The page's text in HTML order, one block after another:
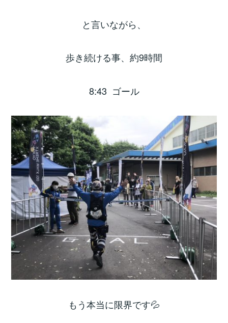
と言いながら、
歩き続ける事、約9時間
8:43 ゴール
もう本当に限界です💦